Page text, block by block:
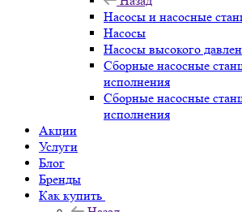
Насосы и насосные
Насосы
Насосы высокого
Сборные насосные
исполнения
Сборные насосные
исполнения
Акции
Услуги
Блог
Бренды
Как купить